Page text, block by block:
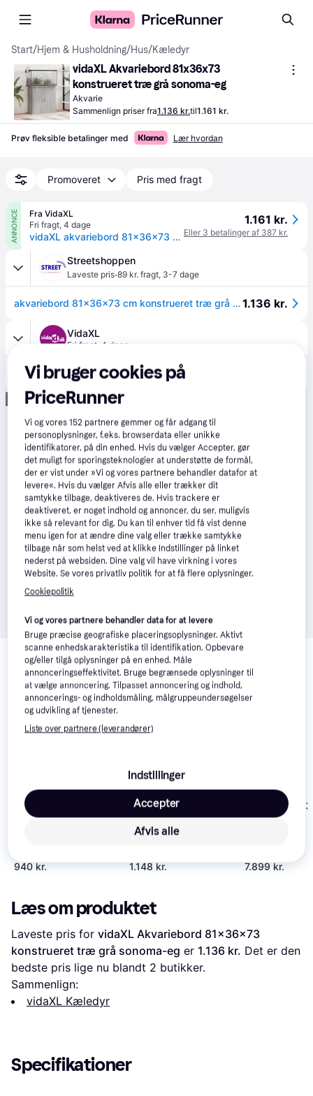
Start/Hjem & Husholdning/Hus/Kæledyr
vidaXL Akvariebord 81x36x73
konstrueret træ grå sonoma-eg
Akvarie
Sammenlign priser fra1.136 kr.til1.161 kr.
Prøv fleksible betalinger med Lær hvordan
Promoveret Pris med fragt
ANNONCE
Fra VidaXL
Fri fragt, 4 dage
vidaXL akvariebord 81x36x73 cm konstrueret træ grå sonoma-eg
1.161 kr.
Eller 3 betalinger af 387 kr.
Streetshoppen
Laveste pris·89 kr. fragt, 3-7 dage
akvariebord 81x36x73 cm konstrueret træ grå sonoma-eg1.136 kr.
VidaXL
Fri fragt 4 dage
vidaXL akvariebord 81x36x73 cm konstrueret træ grå sonoma-eg
Eller 3 betalinger af 387 kr.
Annonce
Relaterede produkter
Se vores forslag til andre produkter, der matcher dine
interesser. Vis alle
Trender
konstrueret træ hvid
940 kr.
vidaXL Engineered
121x41x58cm
1.148 kr.
Juwel Trigon
Aquarium
7.899 kr.
Læs om produktet
Laveste pris for vidaXL Akvariebord 81x36x73
konstrueret træ grå sonoma-eg er 1.136 kr. Det er den
bedste pris lige nu blandt 2 butikker.
Sammenlign:
vidaXL Kæledyr
Specifikationer
Vi bruger cookies på
PriceRunner
Vi og vores152 partnere gemmer og får adgang til
personoplysninger, f.eks. browserdata eller unikke
identifikatorer, på din enhed. Hvis du vælger Accepter, gør
det muligt for sporingsteknologier at understøtte de formål,
der er vist under »Vi og vores partnere behandler datafor at
levere«. Hvis du vælger Afvis alle eller trækker dit
samtykke tilbage, deaktiveres de. Hvis trackere er
deaktiveret, er noget indhold og annoncer, du ser, muligvis
ikke så relevant for dig. Du kan til enhver tid få vist denne
menu igen for at ændre dine valg eller trække samtykke
tilbage når som helst ved at klikke Indstillinger på linket
nederst på websiden. Dine valg vil have virkning i vores
Website. Se vores privatliv politik for at få flere oplysninger.
Cookiepolitik
Vi og vores partnere behandler data for at levere
Bruge præcise geografiske placeringsoplysninger. Aktivt
scanne enhedskarakteristika til identifikation. Opbevare
og/eller tilgå oplysninger på en enhed. Måle
annonceringseffektivitet. Bruge begrænsede oplysninger til
at vælge annoncering. Tilpasset annoncering og indhold,
annoncerings- og indholdsmåling, målgruppeundersøgelser
og udvikling af tjenester.
Liste over partnere (leverandører)
Indstillinger
Afvis alle
Accepter